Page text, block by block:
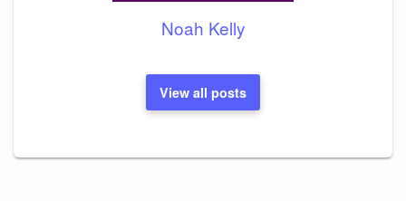
Noah Kelly
View all posts